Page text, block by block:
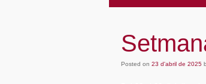
Posted on 23 d'abril de 2025